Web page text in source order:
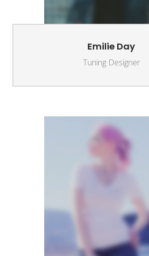
Emilie Day
Tuning Designer